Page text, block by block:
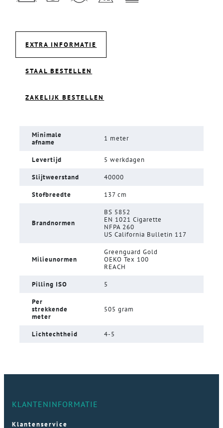
EXTRA INFORMATIE
STAAL BESTELLEN
ZAKELIJK BESTELLEN
Minimale
afname
1 meter
Levertijd 5 werkdagen
Slijtweerstand 40000
Stofbreedte 137 cm
Brandnormen
BS 5852
EN 1021 Cigarette
NFPA 260
US California Bulletin 117
Milieunormen
Greenguard Gold
OEKO Tex 100
REACH
Pilling ISO 5
Per
strekkende
meter
505 gram
Lichtechtheid 4-5
KLANTENINFORMATIE
Klantenservice